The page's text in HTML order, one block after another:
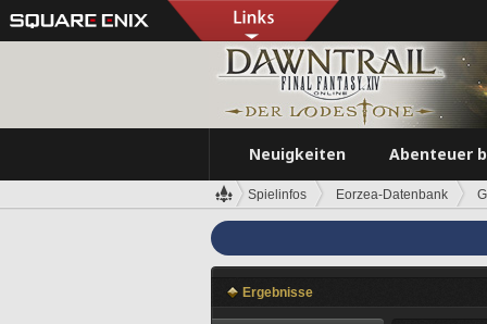
Neuigkeiten Abenteuer
Spielinfos Eorzea-Datenbank
Ergebnisse